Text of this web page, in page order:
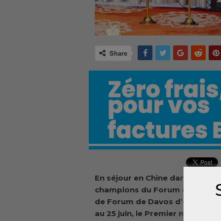
Share
En séjour en Chine dans le
champions du Forum
de Forum de Davos d’été, qui
au 25 juin, le Premier ministre